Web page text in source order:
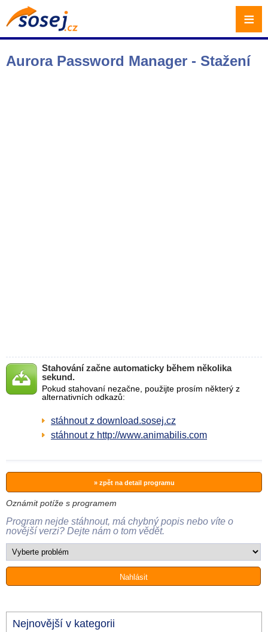
Aurora Password Manager - Stažení
Stahování začne automaticky během několika
sekund.
Pokud stahovaní nezačne, použijte prosím některý z
alternativních odkazů:
stáhnout z download.sosej.cz
stáhnout z http://www.animabilis.com
» zpět na detail programu
Oznámit potíže s programem
Program nejde stáhnout, má chybný popis nebo víte o
novější verzi? Dejte nám o tom vědět.
Nejnovější v kategorii
≡